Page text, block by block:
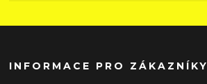
INFORMACE PRO ZÁKAZNÍKY